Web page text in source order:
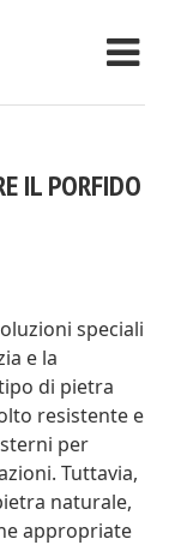
IL PORFIDO
speciali
e la
di pietra
resistente e
per
Tuttavia,
naturale,
appropriate